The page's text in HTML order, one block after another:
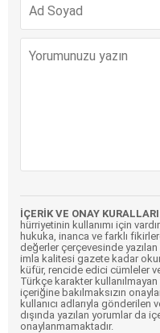
İÇERİK VE ONAY
hürriyetinin kullanımı için
hukuka, inanca ve farklı
değerler çerçevesinde yazılan
imla kalitesi gazete kadar
küfür, rencide edici cümleler
Türkçe karakter
içeriğine bakılmaksızın
kullanıcı adlarıyla gönderilen
dışında yazılan yorumlar da
onaylanmamaktadır.